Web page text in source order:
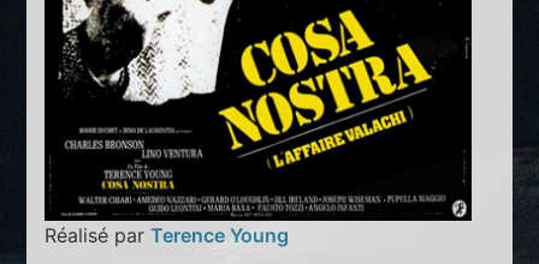
Réalisé parTerence Young